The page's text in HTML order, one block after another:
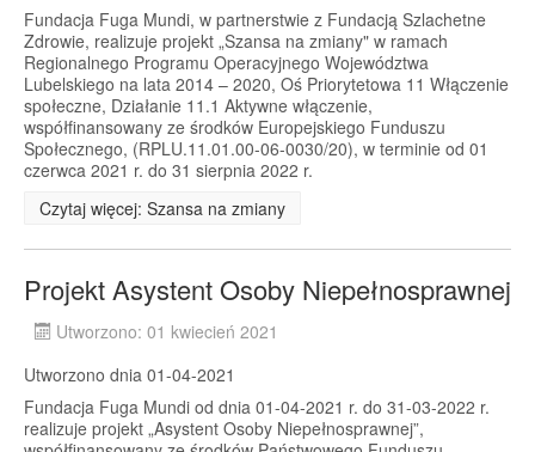
Fundacja Fuga Mundi, w partnerstwie z Fundacją Szlachetne
Zdrowie, realizuje projekt „Szansa na zmiany" w ramach
Regionalnego Programu Operacyjnego Województwa
Lubelskiego na lata 2014 – 2020, Oś Priorytetowa 11 Włączenie
społeczne, Działanie 11.1 Aktywne włączenie,
współfinansowany ze środków Europejskiego Funduszu
Społecznego, (RPLU.11.01.00-06-0030/20), w terminie od 01
czerwca 2021 r. do 31 sierpnia 2022 r.
Czytaj więcej: Szansa na zmiany
Projekt Asystent Osoby Niepełnosprawnej
Utworzono: 01 kwiecień 2021
Utworzono dnia 01-04-2021
Fundacja Fuga Mundi od dnia 01-04-2021 r. do 31-03-2022 r.
realizuje projekt „Asystent Osoby Niepełnosprawnej”,